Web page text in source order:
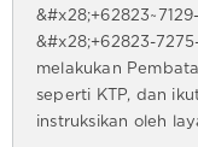
&#x28;+62823-
melakukan
seperti KTP, dan
instruksikan oleh